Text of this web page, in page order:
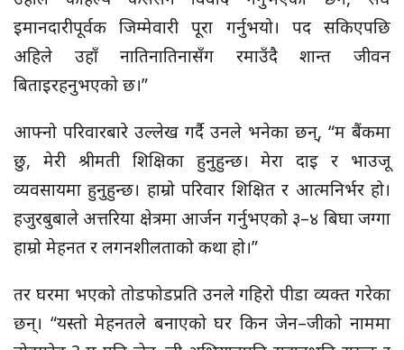
इमानदारीपूर्वक जिम्मेवारी पूरा गर्नुभयो। पद सकिएपछि
अहिले उहाँ नातिनातिनासँग रमाउँदै शान्त जीवन
बिताइरहनुभएको छ।”
आफ्नो परिवारबारे उल्लेख गर्दै उनले भनेका छन्, “म बैंकमा
छु, मेरी श्रीमती शिक्षिका हुनुहुन्छ। मेरा दाइ र भाउजू
व्यवसायमा हुनुहुन्छ। हाम्रो परिवार शिक्षित र आत्मनिर्भर हो।
हजुरबुबाले अत्तरिया क्षेत्रमा आर्जन गर्नुभएको ३–४ बिघा जग्गा
हाम्रो मेहनत र लगनशीलताको कथा हो।”
तर घरमा भएको तोडफोडप्रति उनले गहिरो पीडा व्यक्त गरेका
छन्। “यस्तो मेहनतले बनाएको घर किन जेन–जीको नाममा